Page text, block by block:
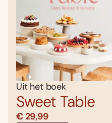
Uit het boek
Sweet Table
€ 29,99